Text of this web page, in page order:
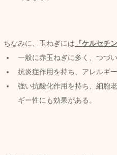
ちなみに、玉ねぎには 『ケルセチ
一般に赤玉ねぎに多く、つづ
抗炎症作用を持ち、アレルギ
強い抗酸化作用を持ち、細胞
ギー性にも効果がある。